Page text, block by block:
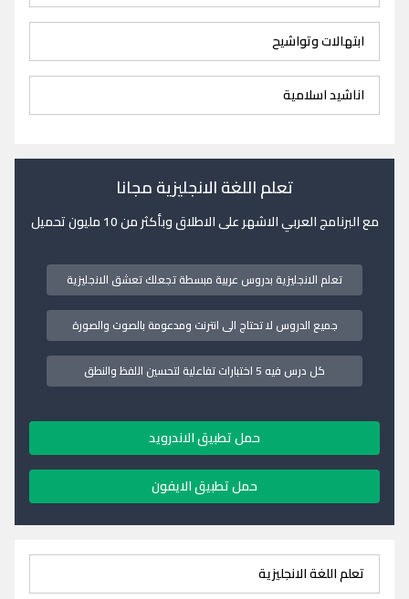
ابتهالات وتواشيح
اناشيد اسلامية
تعلم اللغة الانجليزية مجانا
مع البرنامج العربي الاشهر على الاطلاق وبأكثر من 10 مليون تحميل
تعلم الانجليزية بدروس عربية مبسطة تجعلك تعشق الانجليزية
جميع الدروس لا تحتاج الى انترنت ومدعومة بالصوت والصورة
كل درس فيه 5 اختبارات تفاعلية لتحسين اللفظ والنطق
حمل تطبيق الاندرويد
حمل تطبيق الايفون
تعلم اللغة الانجليزية